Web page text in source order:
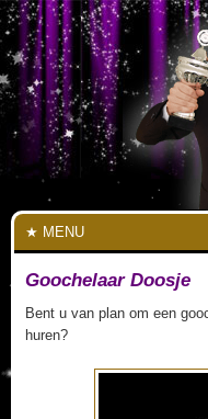
MENU
Goochelaar Doosje
Bent u van plan om een
huren?